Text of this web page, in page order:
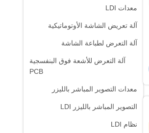
معدات LDI
آلة تعريض الشاشة الأوتوماتيكية
آلة التعرض لطباعة الشاشة
آلة التعرض للأشعة فوق البنفسجية
PCB
معدات التصوير المباشر بالليزر
التصوير المباشر بالليزر LDI
نظام LDI